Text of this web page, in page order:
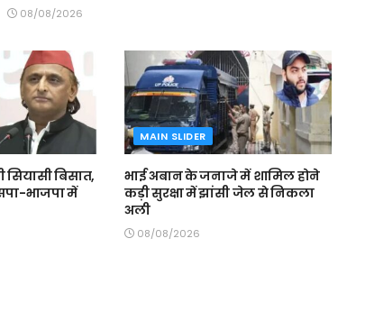
08/08/2026
सियासी बिसात,
भाजपा में
MAIN SLIDER
भाई अबान के जनाजे में शामिल होने
कड़ी सुरक्षा में झांसी जेल से निकला
अली
08/08/2026